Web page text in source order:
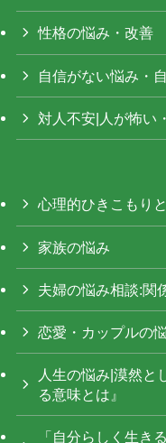
性格の悩み・改善
自信がない悩み・
対人不安|人が怖い
心理的ひきこもり
家族の悩み
夫婦の悩み相談:関
恋愛・カップルの
人生の悩み|漠然と
る意味とは』
「自分らしく生き